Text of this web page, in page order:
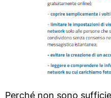
Perché non sono